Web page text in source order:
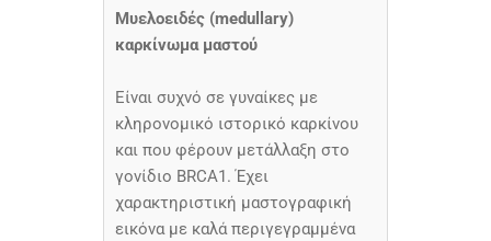
Μυελοειδές (medullary)
καρκίνωμα μαστού
Είναι συχνό σε γυναίκες με
κληρονομικό ιστορικό καρκίνου
και που φέρουν μετάλλαξη στο
γονίδιο BRCA1. Έχει
χαρακτηριστική μαστογραφική
εικόνα με καλά περιγεγραμμένα